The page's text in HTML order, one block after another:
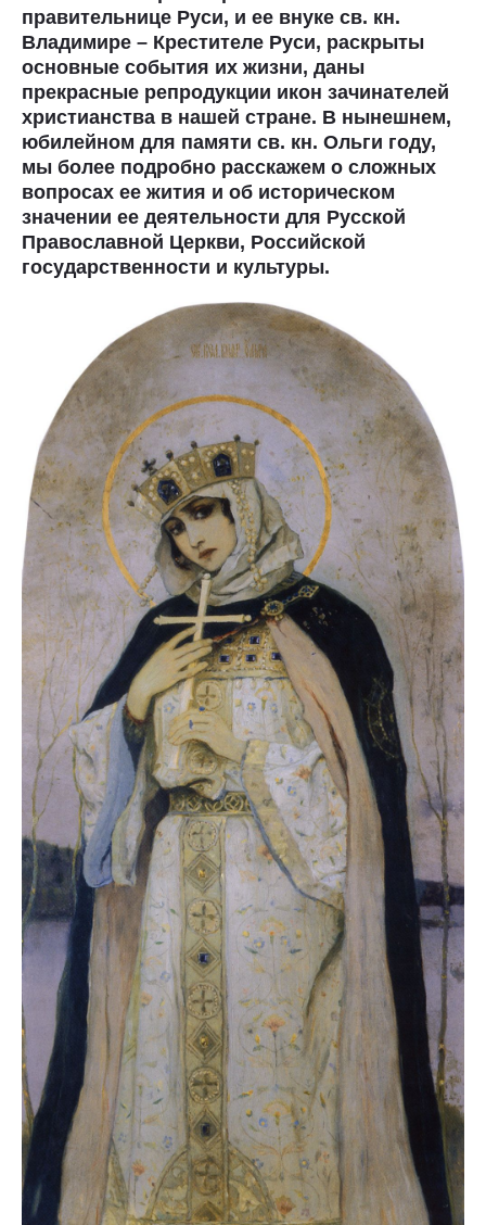
правительнице Руси, и ее внуке св. кн.
Владимире – Крестителе Руси, раскрыты
основные события их жизни, даны
прекрасные репродукции икон зачинателей
христианства в нашей стране. В нынешнем,
юбилейном для памяти св. кн. Ольги году,
мы более подробно расскажем о сложных
вопросах ее жития и об историческом
значении ее деятельности для Русской
Православной Церкви, Российской
государственности и культуры.